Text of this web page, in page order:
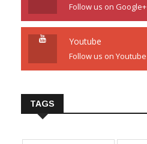
Follow us on Google+
Youtube
Follow us on Youtube
TAGS